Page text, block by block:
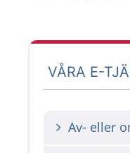
VÅRA E-
Av- eller